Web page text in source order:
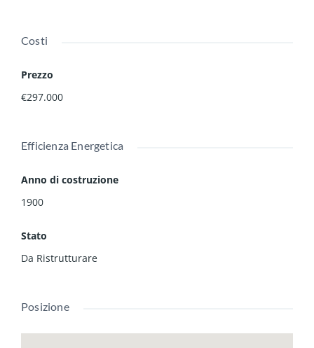
Costi
Prezzo
€297.000
Efficienza Energetica
Anno di costruzione
1900
Stato
Da Ristrutturare
Posizione